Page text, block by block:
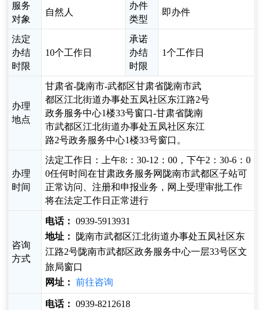
服务
对象
自然人
办件
类型
即办件
法定
办结
时限
10个工作日
承诺
办结
时限
1个工作日
办理
地点
甘肃省-陇南市-武都区甘肃省陇南市武
都区江北街道办事处五凤社区东江路2号
政务服务中心1楼33号窗口-甘肃省陇南
市武都区江北街道办事处五凤社区东江
路2号政务服务中心1楼33号窗口。
办理
时间
法定工作日：上午8:：30-12：00，下午2：30-6：0
0任何时间在甘肃政务服务网陇南市武都区子站可
正常访问、注册和申报业务，网上受理审批工作
将在法定工作日正常进行
咨询
方式
电话： 0939-5913931
地址：
陇南市武都区江北街道办事处五凤社区东
江路2号陇南市武都区政务服务中心一层33号区文
旅局窗口
网址： 前往咨询
电话： 0939-8212618